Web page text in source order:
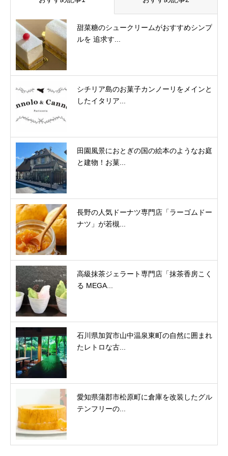
甜菜糖のシュークリームがおすすめシンプ
ルを 追求す...
シチリア島のお菓子カンノーリをメインと
したイタリア...
田園風景におとぎの国の絵本のようなお庭
と建物！お菓...
長野の人気ドーナツ専門店「ラーゴムドー
ナツ」が若槻...
高級抹茶ジェラート専門店「抹茶香房こく
る MEGA...
石川県加賀市山中温泉東町の自然に囲まれ
たレトロな古...
愛知県蒲郡市松原町に倉庫を改装したグル
テンフリーの...